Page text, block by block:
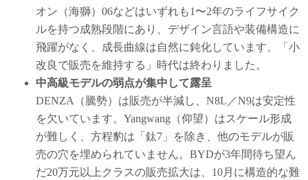
オン（海獅）06などはいずれも1〜2年のライフサイク
ルを持つ成熟段階にあり、デザイン言語や装備構造に
飛躍がなく、成長曲線は自然に鈍化しています。「小
改良で販売を維持する」時代は終わりました。
中高級モデルの弱点が集中して露呈
DENZA（騰勢）は販売が半減し、N8L／N9は安定性
を欠いています。Yangwang（仰望）はスケール形成
が難しく、方程豹は「鈦7」を除き、他のモデルが販
売の穴を埋められていません。BYDが3年間待ち望ん
だ20万元以上クラスの販売拡大は、10月に構造的な難